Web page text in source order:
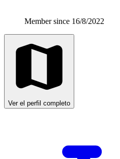
Member since 16/8/2022
Ver el perfil completo